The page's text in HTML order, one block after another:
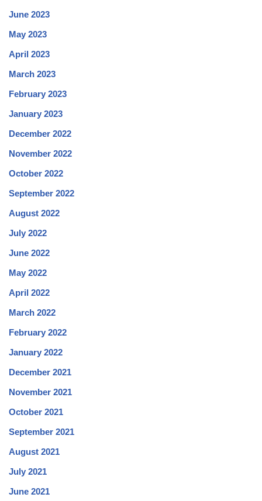
June 2023
May 2023
April 2023
March 2023
February 2023
January 2023
December 2022
November 2022
October 2022
September 2022
August 2022
July 2022
June 2022
May 2022
April 2022
March 2022
February 2022
January 2022
December 2021
November 2021
October 2021
September 2021
August 2021
July 2021
June 2021